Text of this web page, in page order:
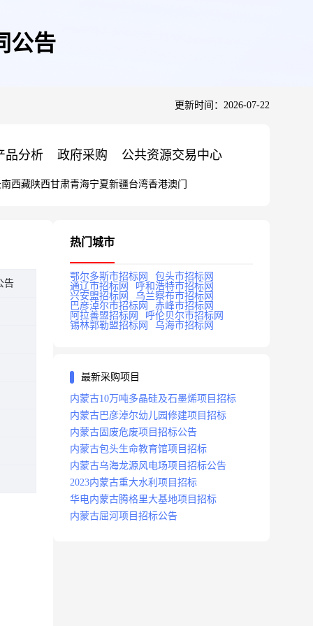
公告
更新时间：2026-07-22
品分析 政府采购 公共资源交易中心
西藏陕西甘肃青海宁夏新疆台湾香港澳门
告
热门城市
鄂尔多斯市招标网
包头市招标网
通辽市招标网
呼和浩特市招标网
兴安盟招标网
乌兰察布市招标网
巴彦淖尔市招标网
赤峰市招标网
阿拉善盟招标网
呼伦贝尔市招标网
锡林郭勒盟招标网
乌海市招标网
最新采购项目
内蒙古10万吨多晶硅及石墨烯项目招标
内蒙古巴彦淖尔幼儿园修建项目招标
内蒙古固废危废项目招标公告
内蒙古包头生命教育馆项目招标
内蒙古乌海龙源风电场项目招标公告
2023内蒙古重大水利项目招标
华电内蒙古腾格里大基地项目招标
内蒙古屈河项目招标公告